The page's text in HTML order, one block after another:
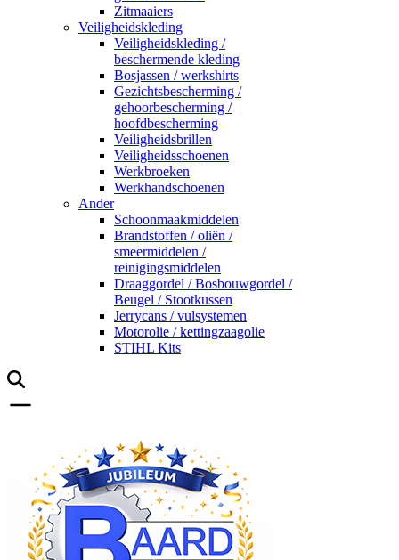
Zitmaaiers
Veiligheidskleding
Veiligheidskleding /
beschermende kleding
Bosjassen / werkshirts
Gezichtsbescherming /
gehoorbescherming /
hoofdbescherming
Veiligheidsbrillen
Veiligheidsschoenen
Werkbroeken
Werkhandschoenen
Ander
Schoonmaakmiddelen
Brandstoffen / oliën /
smeermiddelen /
reinigingsmiddelen
Draaggordel / Bosbouwgordel /
Beugel / Stootkussen
Jerrycans / vulsystemen
Motorolie / kettingzaagolie
STIHL Kits